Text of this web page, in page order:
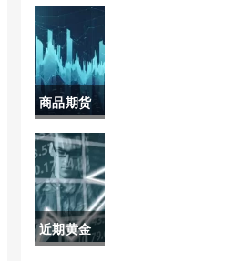
指数定盘
价格高出
期初的
99(中证
500指数
定盘价格
高于或等
商品期货
基差报告
(国内商品
期货基差
数据报告)
近期黄金